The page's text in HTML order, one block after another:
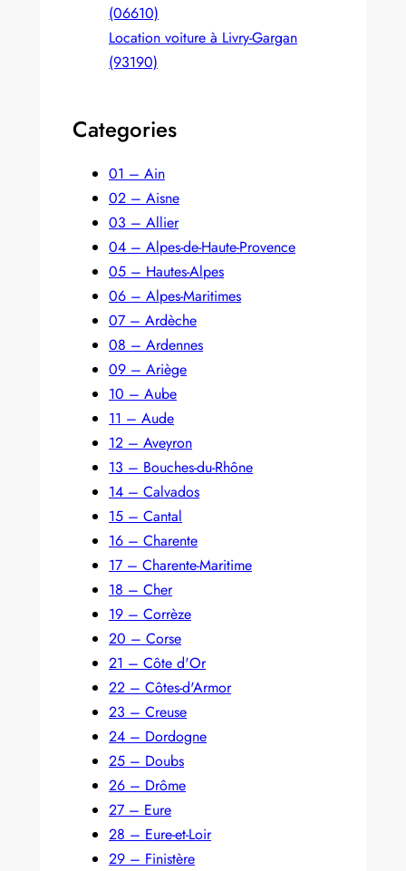
(06610)
Location voiture à Livry-Gargan
(93190)
Categories
01 – Ain
02 – Aisne
03 – Allier
04 – Alpes-de-Haute-Provence
05 – Hautes-Alpes
06 – Alpes-Maritimes
07 – Ardèche
08 – Ardennes
09 – Ariège
10 – Aube
11 – Aude
12 – Aveyron
13 – Bouches-du-Rhône
14 – Calvados
15 – Cantal
16 – Charente
17 – Charente-Maritime
18 – Cher
19 – Corrèze
20 – Corse
21 – Côte d'Or
22 – Côtes-d'Armor
23 – Creuse
24 – Dordogne
25 – Doubs
26 – Drôme
27 – Eure
28 – Eure-et-Loir
29 – Finistère